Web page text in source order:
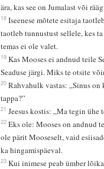
ära, kas see on Jumalast või
18 Iseenese mõtete esitaja
taotleb tunnustust sellele, kes
temas ei ole valet.
19 Kas Mooses ei andnud teile
Seaduse järgi. Miks te otsite
20 Rahvahulk vastas: „Sinus
tappa?”
21 Jeesus kostis: „Ma tegin ühe
22 Eks ole: Mooses on andnud
ole pärit Mooseselt, vaid
ka hingamispäeval.
23 Kui inimese peab ümber